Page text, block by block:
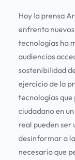
Hoy la prensa
enfrenta
tecnologías ha
audiencias
sostenibilidad
ejercicio de la
tecnologías
ciudadano en
real pueden ser
desinformar a
necesario que